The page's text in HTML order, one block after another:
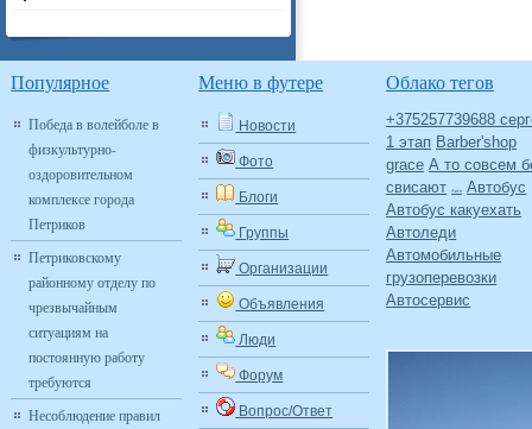
Популярное
Победа в волейболе в
физкультурно-
оздоровительном
комплексе города
Петриков
Петриковскому
районному отделу по
чрезвычайным
ситуациям на
постоянную работу
требуются
Несоблюдение правил
Меню в футере
Новости
Фото
Блоги
Группы
Организации
Объявления
Люди
Форум
Вопрос/Ответ
Облако тегов
+375257739688
1 этап Barber'shop
grace А то совсем
свисают
Авто
Автобус
Автобус какуехать
Автоледи
Автомобильные
грузоперевозки
Автосервис